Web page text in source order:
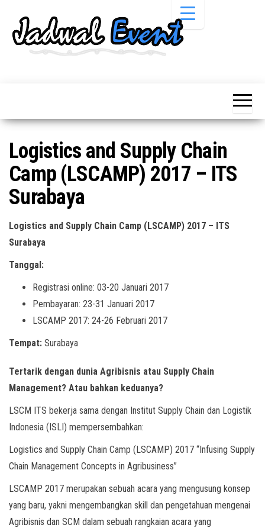
Pameran,
Acara &
Promo
Terbaru
Pameran,
Bazaar,
Workshop,
Job Fair,
Lomba dll.
Logistics and Supply Chain
Camp (LSCAMP) 2017 – ITS
Surabaya
Logistics and Supply Chain Camp (LSCAMP) 2017 – ITS
Surabaya
Tanggal:
Registrasi online: 03-20 Januari 2017
Pembayaran: 23-31 Januari 2017
LSCAMP 2017: 24-26 Februari 2017
Tempat: Surabaya
Tertarik dengan dunia Agribisnis atau Supply Chain
Management? Atau bahkan keduanya?
LSCM ITS bekerja sama dengan Institut Supply Chain dan Logistik
Indonesia (ISLI) mempersembahkan:
Logistics and Supply Chain Camp (LSCAMP) 2017 “Infusing Supply
Chain Management Concepts in Agribusiness”
LSCAMP 2017 merupakan sebuah acara yang mengusung konsep
yang baru, yakni mengembangkan skill dan pengetahuan mengenai
Agribisnis dan SCM dalam sebuah rangkaian acara yang